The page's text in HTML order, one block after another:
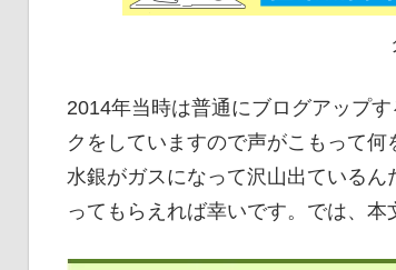
クリニッ
2014年当時は普通にブログアップ
クをしていますので声がこもって何
水銀がガスになって沢山出ている
ってもらえれば幸いです。では、本